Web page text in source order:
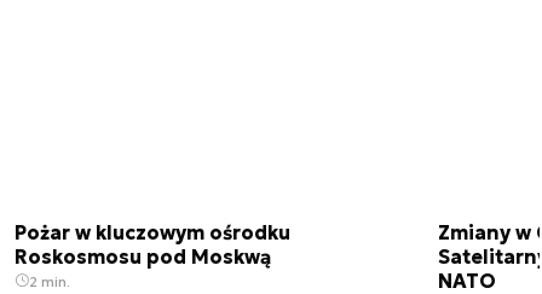
Pożar w kluczowym ośrodku
Roskosmosu pod Moskwą
2 min.
Zmiany w
NATO